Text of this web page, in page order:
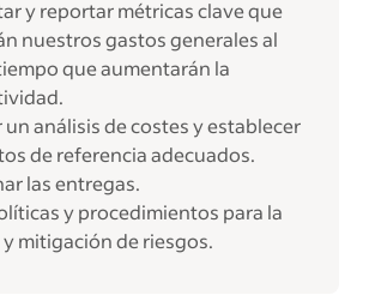
y reportar métricas clave que
nuestros gastos generales al
que aumentarán la
un análisis de costes y establecer
de referencia adecuados.
las entregas.
y procedimientos para la
mitigación de riesgos.